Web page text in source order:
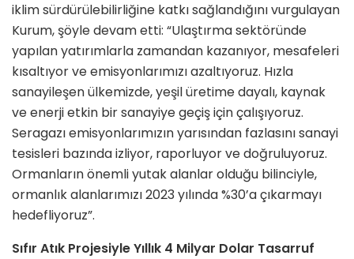
iklim sürdürülebilirliğine katkı sağlandığını vurgulayan
Kurum, şöyle devam etti: “Ulaştırma sektöründe
yapılan yatırımlarla zamandan kazanıyor, mesafeleri
kısaltıyor ve emisyonlarımızı azaltıyoruz. Hızla
sanayileşen ülkemizde, yeşil üretime dayalı, kaynak
ve enerji etkin bir sanayiye geçiş için çalışıyoruz.
Seragazı emisyonlarımızın yarısından fazlasını sanayi
tesisleri bazında izliyor, raporluyor ve doğruluyoruz.
Ormanların önemli yutak alanlar olduğu bilinciyle,
ormanlık alanlarımızı 2023 yılında %30’a çıkarmayı
hedefliyoruz”.
Sıfır Atık Projesiyle Yıllık 4 Milyar Dolar Tasarruf